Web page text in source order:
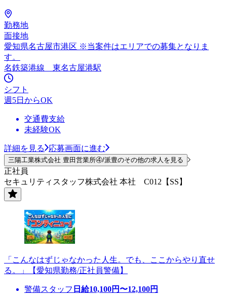
勤務地
面接地
愛知県名古屋市港区 ※当案件はエリアでの募集となりま
す。
名鉄築港線 東名古屋港駅
シフト
週5日からOK
交通費支給
未経験OK
詳細を見る 応募画面に進む
三陽工業株式会社 豊田営業所④/派豊のその他の求人を見る
正社員
セキュリティスタッフ株式会社 本社 C012【SS】
「こんなはずじゃなかった人生。でも、ここからやり直せ
る。」【愛知県勤務/正社員警備】
警備スタッフ 日給10,100円〜12,100円